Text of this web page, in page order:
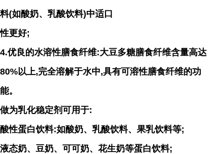
料(如酸奶、乳酸饮料)中适口
性更好;
4.优良的水溶性膳食纤维:大豆多糖膳食纤维含量高达
80%以上,完全溶解于水中,具有可溶性膳食纤维的功
能。
做为乳化稳定剂可用于:
酸性蛋白饮料:如酸奶、乳酸饮料、果乳饮料等;
液态奶、豆奶、可可奶、花生奶等蛋白饮料;